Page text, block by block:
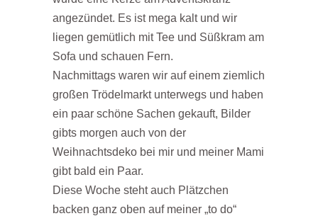
angezündet. Es ist mega kalt und wir
liegen gemütlich mit Tee und Süßkram am
Sofa und schauen Fern.
Nachmittags waren wir auf einem ziemlich
großen Trödelmarkt unterwegs und haben
ein paar schöne Sachen gekauft, Bilder
gibts morgen auch von der
Weihnachtsdeko bei mir und meiner Mami
gibt bald ein Paar.
Diese Woche steht auch Plätzchen
backen ganz oben auf meiner „to do“